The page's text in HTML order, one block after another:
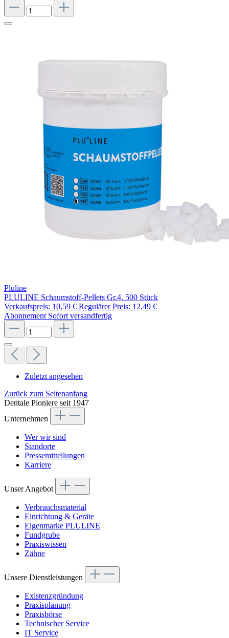
Pluline
PLULINE Schaumstoff-Pellets Gr.4, 500 Stück
Verkaufspreis: 10,59 € Regulärer Preis: 12,49 €
Abonnement Sofort versandfertig
Zuletzt angesehen
Zurück zum Seitenanfang
Dentale Pioniere seit 1947
Unternehmen
Wer wir sind
Standorte
Pressemitteilungen
Karriere
Unser Angebot
Verbrauchsmaterial
Einrichtung & Geräte
Eigenmarke PLULINE
Fundgrube
Praxiswissen
Zähne
Unsere Dienstleistungen
Existenzgründung
Praxisplanung
Praxisbörse
Technischer Service
IT Service